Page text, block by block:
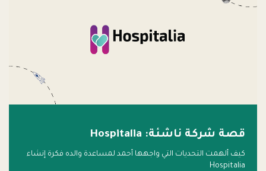
قصة شركة ناشئة: Hospitalia
كيف ألهمت التحديات التي واجهها أحمد لمساعدة والده فكرة إنشاء
Hospitalia